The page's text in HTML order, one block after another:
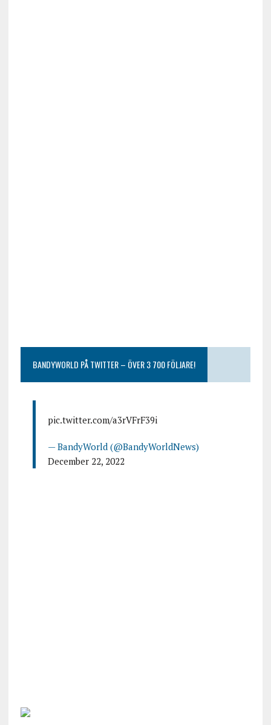
BANDYWORLD PÅ TWITTER – ÖVER 3 700 FÖLJARE!
pic.twitter.com/a3rVFrF39i
— BandyWorld (@BandyWorldNews)
December 22, 2022